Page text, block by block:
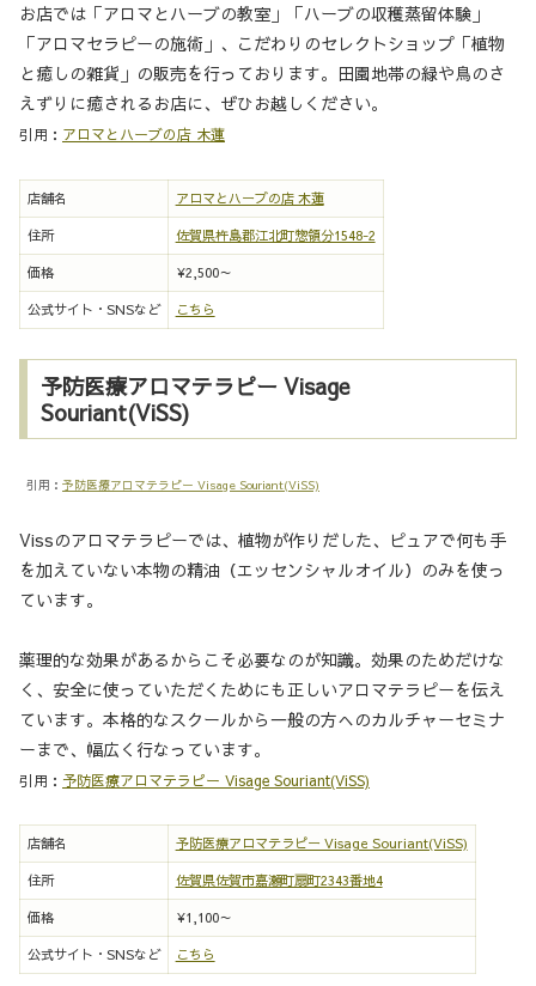
お店では「アロマとハーブの教室」「ハーブの収穫蒸留体験」
「アロマセラピーの施術」、こだわりのセレクトショップ「植物
と癒しの雑貨」の販売を行っております。田園地帯の緑や鳥のさ
えずりに癒されるお店に、ぜひお越しください。
引用： アロマとハーブの店 木蓮
店舗名 アロマとハーブの店 木蓮
住所 佐賀県杵島郡江北町惣領分1548-2
価格 ¥2,500～
公式サイト・SNSなど こちら
予防医療アロマテラピー Visage
Souriant(ViSS)
引用： 予防医療アロマテラピー Visage Souriant(ViSS)
Vissのアロマテラピーでは、植物が作りだした、ピュアで何も手
を加えていない本物の精油（エッセンシャルオイル）のみを使っ
ています。
薬理的な効果があるからこそ必要なのが知識。効果のためだけな
く、安全に使っていただくためにも正しいアロマテラピーを伝え
ています。本格的なスクールから一般の方へのカルチャーセミナ
ーまで、幅広く行なっています。
引用： 予防医療アロマテラピー Visage Souriant(ViSS)
店舗名 予防医療アロマテラピー Visage Souriant(ViSS)
住所 佐賀県佐賀市嘉瀬町扇町2343番地4
価格 ¥1,100～
公式サイト・SNSなど こちら